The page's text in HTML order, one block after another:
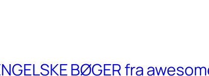
BØGER fra